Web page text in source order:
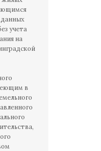
учета
на
в